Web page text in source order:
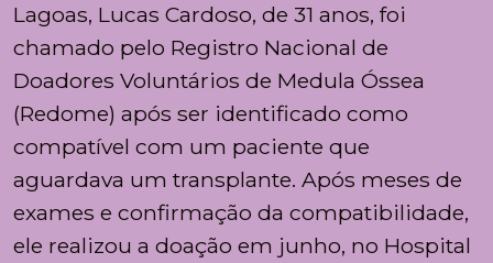
Lagoas, Lucas Cardoso, de 31 anos, foi
chamado pelo Registro Nacional de
Doadores Voluntários de Medula Óssea
(Redome) após ser identificado como
compatível com um paciente que
aguardava um transplante. Após meses de
exames e confirmação da compatibilidade,
ele realizou a doação em junho, no Hospital